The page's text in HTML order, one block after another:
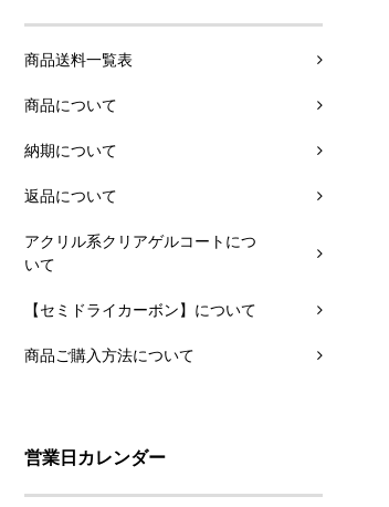
商品送料一覧表
商品について
納期について
返品について
アクリル系クリアゲルコートにつ
いて
【セミドライカーボン】について
商品ご購入方法について
営業日カレンダー